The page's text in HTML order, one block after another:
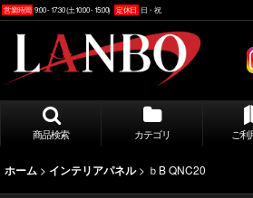
営業時間 9:00 - 17:30 (土10:00 - 15:00) 定休日 日・祝
商品検索 カテゴリ ご利
ホーム > インテリアパネル > ｂB QNC20